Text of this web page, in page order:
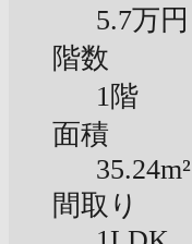
5.7万円
階数
1階
面積
35.24m²
間取り